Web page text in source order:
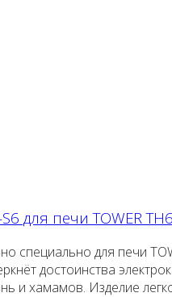
для печи TOWER TH6
специально для печи
достоинства
и хамамов. Изделие